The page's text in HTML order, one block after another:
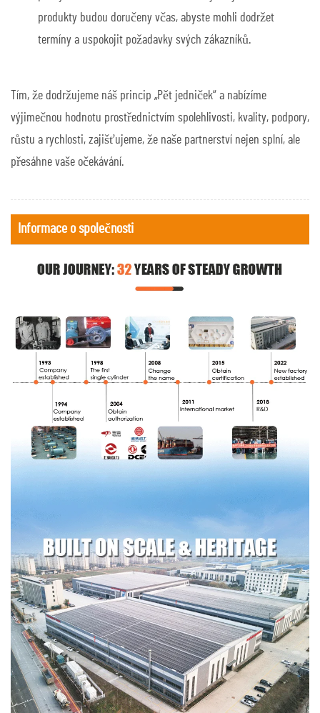
produkty budou doručeny včas, abyste mohli dodržet
termíny a uspokojit požadavky svých zákazníků.
Tím, že dodržujeme náš princip „Pět jedniček“ a nabízíme
výjimečnou hodnotu prostřednictvím spolehlivosti, kvality, podpory,
růstu a rychlosti, zajišťujeme, že naše partnerství nejen splní, ale
přesáhne vaše očekávání.
Informace o společnosti